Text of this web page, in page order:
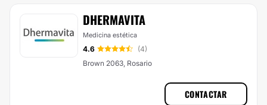
DHERMAVITA
Medicina estética
4.6
(4)
Brown 2063, Rosario
CONTACTAR